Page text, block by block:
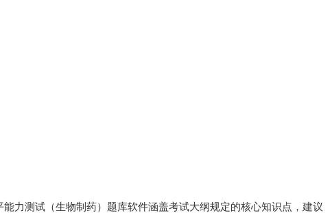
能力测试（生物制药）题库软件涵盖考试大纲规定的核心知识点，建议